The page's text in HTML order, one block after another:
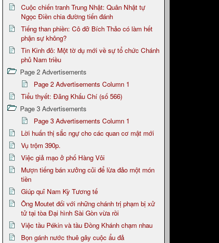
Cuộc chiến tranh Trung Nhật: Quân Nhật tự
Ngọc Điền chia đường tiến đánh
Tiếng than phiền: Cô đỡ Bích Thảo có làm hết
phận sự không?
Tin Kinh đô: Một tờ dụ mới về sự tổ chức Chánh
phủ Nam triều
Page 2 Advertisements
Page 2 Advertisements Column 1
Tiểu thyết: Đãng Khấu Chí (số 566)
Page 3 Advertisements
Page 3 Advertisements Column 1
Lời huấn thị sắc ngự cho các quan cơ mật mới
Vụ trộm 390p.
Việc giả mạo ở phố Hàng Vôi
Mượn tiếng bán xưởng củi để lừa đảo một món
tiền
Giúp quĩ Nam Kỳ Tương tế
Ông Moutet đối với những chánh trị phạm bị xử
tử tại tòa Đại hình Sài Gòn vừa rồi
Việc tầu Pékin và tầu Đồng Khánh chạm nhau
Bọn gánh nước thuê gây cuộc ẩu đả